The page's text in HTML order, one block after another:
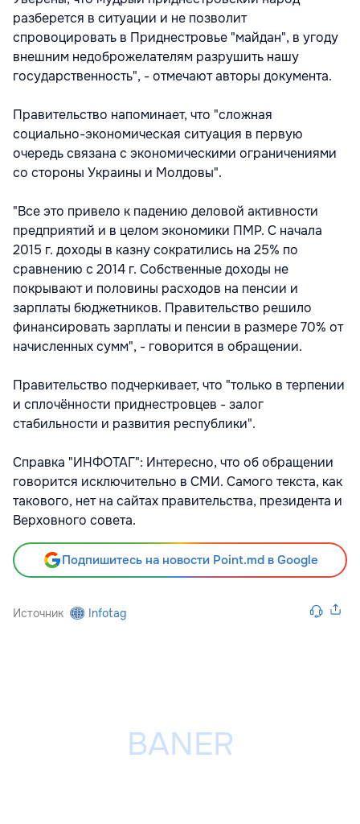
разберется в ситуации и не позволит
спровоцировать в Приднестровье "майдан", в угоду
внешним недоброжелателям разрушить нашу
государственность", - отмечают авторы документа.
Правительство напоминает, что "сложная
социально-экономическая ситуация в первую
очередь связана с экономическими ограничениями
со стороны Украины и Молдовы".
"Все это привело к падению деловой активности
предприятий и в целом экономики ПМР. С начала
2015 г. доходы в казну сократились на 25% по
сравнению с 2014 г. Собственные доходы не
покрывают и половины расходов на пенсии и
зарплаты бюджетников. Правительство решило
финансировать зарплаты и пенсии в размере 70% от
начисленных сумм", - говорится в обращении.
Правительство подчеркивает, что "только в терпении
и сплочённости приднестровцев - залог
стабильности и развития республики".
Справка "ИНФОТАГ": Интересно, что об обращении
говорится исключительно в СМИ. Самого текста, как
такового, нет на сайтах правительства, президента и
Верховного совета.
Подпишитесь на новости Point.md в Google
Источник Infotag